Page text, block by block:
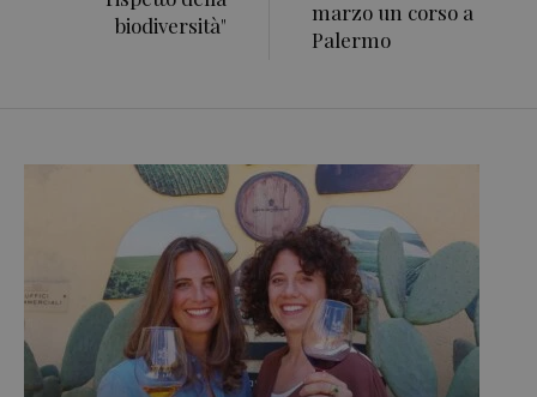
biodiversità"
marzo un corso a
Palermo